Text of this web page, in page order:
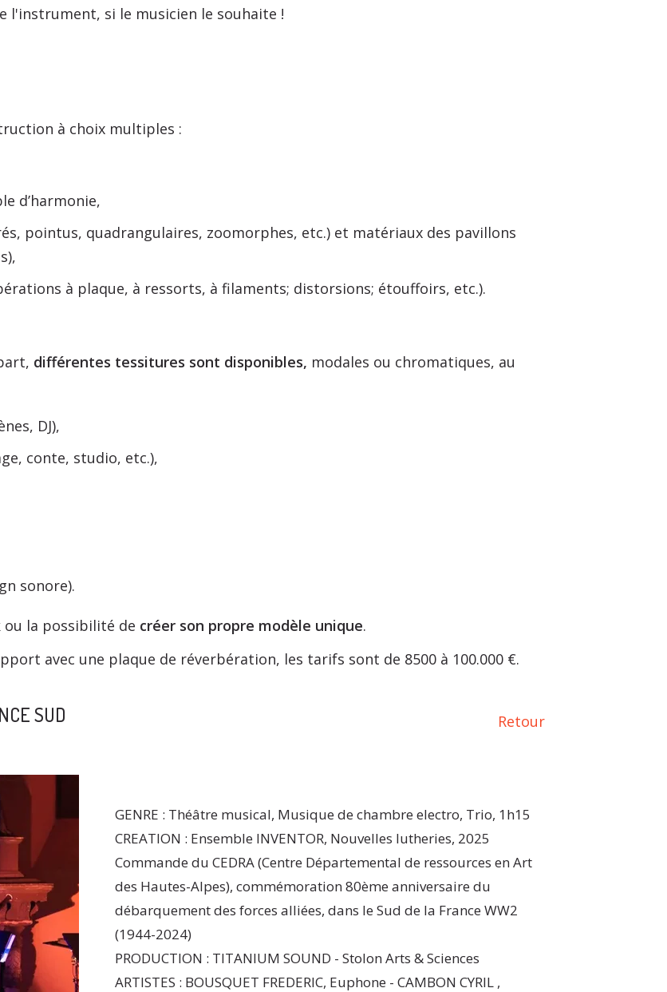
l'instrument, si le musicien le souhaite !
à choix multiples :
d’harmonie,
pointus, quadrangulaires, zoomorphes, etc.) et matériaux des pavillons
à plaque, à ressorts, à filaments; distorsions; étouffoirs, etc.).
différentes tessitures sont disponibles, modales ou chromatiques, au
DJ),
conte, studio, etc.),
sonore).
ou la possibilité de créer son propre modèle unique.
avec une plaque de réverbération, les tarifs sont de 8500 à 100.000 €.
Retour
SUD
GENRE : Théâtre musical, Musique de chambre electro, Trio, 1h15
CREATION : Ensemble INVENTOR, Nouvelles lutheries, 2025
Commande du CEDRA (Centre Départemental de ressources en Art
des Hautes-Alpes), commémoration 80ème anniversaire du
débarquement des forces alliées, dans le Sud de la France WW2
(1944-2024)
PRODUCTION : TITANIUM SOUND - Stolon Arts & Sciences
ARTISTES : BOUSQUET FREDERIC, Euphone - CAMBON CYRIL ,